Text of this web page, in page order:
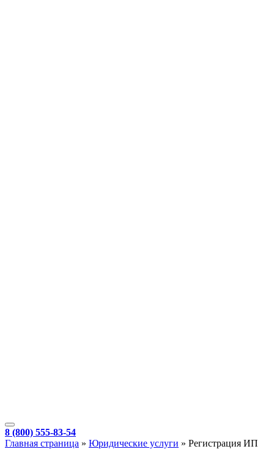
8 (800) 555-83-54
Главная страница » Юридические услуги » Регистрация ИП